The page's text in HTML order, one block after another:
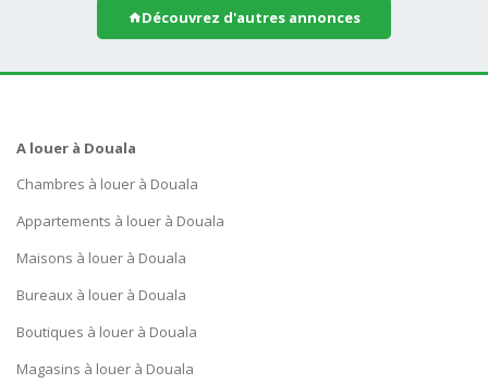
Découvrez d'autres annonces
A louer à Douala
Chambres à louer à Douala
Appartements à louer à Douala
Maisons à louer à Douala
Bureaux à louer à Douala
Boutiques à louer à Douala
Magasins à louer à Douala